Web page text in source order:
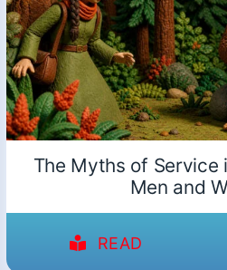
The Myths of Service
Men and
READ